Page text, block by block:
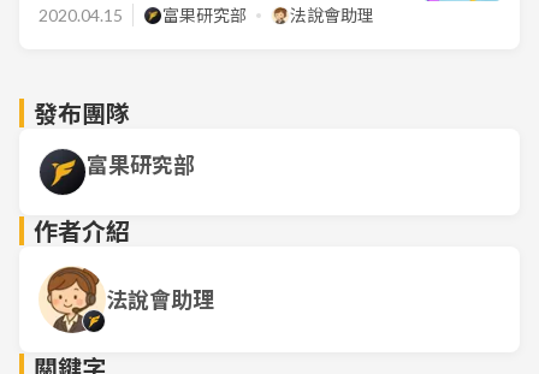
2020.04.15 富果研究部 法說會助理
發布團隊
富果研究部
作者介紹
法說會助理
關鍵字